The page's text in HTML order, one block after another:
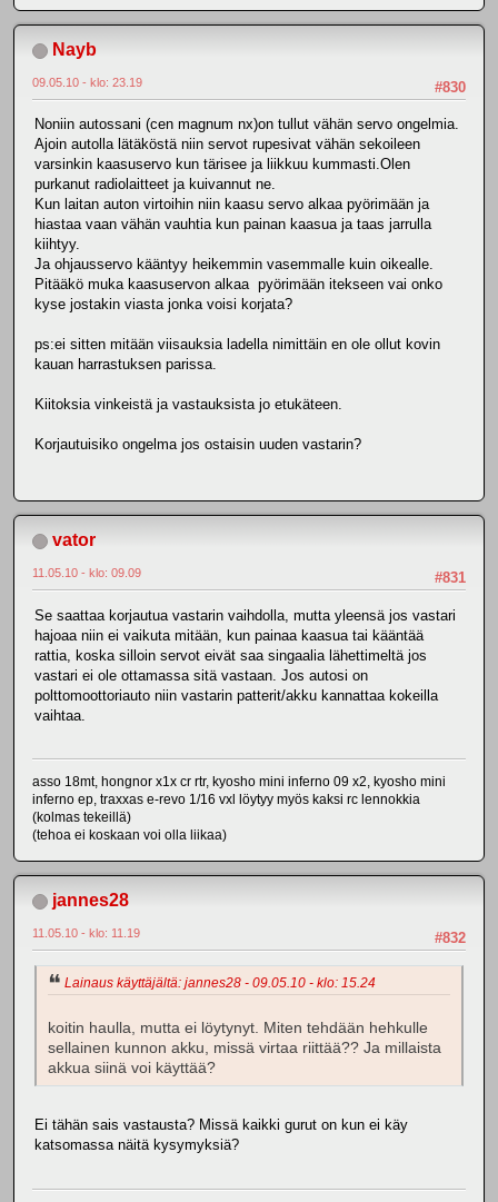
Nayb
#830
09.05.10 - klo: 23.19
Noniin autossani (cen magnum nx)on tullut vähän servo ongelmia.
Ajoin autolla lätäköstä niin servot rupesivat vähän sekoileen
varsinkin kaasuservo kun tärisee ja liikkuu kummasti.Olen
purkanut radiolaitteet ja kuivannut ne.
Kun laitan auton virtoihin niin kaasu servo alkaa pyörimään ja
hiastaa vaan vähän vauhtia kun painan kaasua ja taas jarrulla
kiihtyy.
Ja ohjausservo kääntyy heikemmin vasemmalle kuin oikealle.
Pitääkö muka kaasuservon alkaa pyörimään itekseen vai onko
kyse jostakin viasta jonka voisi korjata?
ps:ei sitten mitään viisauksia ladella nimittäin en ole ollut kovin
kauan harrastuksen parissa.
Kiitoksia vinkeistä ja vastauksista jo etukäteen.
Korjautuisiko ongelma jos ostaisin uuden vastarin?
vator
#831
11.05.10 - klo: 09.09
Se saattaa korjautua vastarin vaihdolla, mutta yleensä jos vastari
hajoaa niin ei vaikuta mitään, kun painaa kaasua tai kääntää
rattia, koska silloin servot eivät saa singaalia lähettimeltä jos
vastari ei ole ottamassa sitä vastaan. Jos autosi on
polttomoottoriauto niin vastarin patterit/akku kannattaa kokeilla
vaihtaa.
asso 18mt, hongnor x1x cr rtr, kyosho mini inferno 09 x2, kyosho mini
inferno ep, traxxas e-revo 1/16 vxl löytyy myös kaksi rc lennokkia
(kolmas tekeillä)
(tehoa ei koskaan voi olla liikaa)
jannes28
#832
11.05.10 - klo: 11.19
Lainaus käyttäjältä: jannes28 - 09.05.10 - klo: 15.24
koitin haulla, mutta ei löytynyt. Miten tehdään hehkulle
sellainen kunnon akku, missä virtaa riittää?? Ja millaista
akkua siinä voi käyttää?
Ei tähän sais vastausta? Missä kaikki gurut on kun ei käy
katsomassa näitä kysymyksiä?